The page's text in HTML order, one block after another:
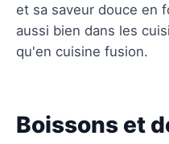
et sa saveur douce en
aussi bien dans les
qu'en cuisine fusion.
Boissons et